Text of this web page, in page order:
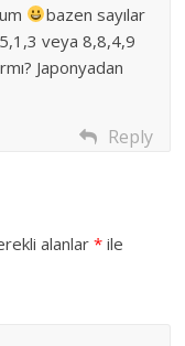
bazen sayılar
veya 8,8,4,9
Japonyadan
Reply
alanlar* ile